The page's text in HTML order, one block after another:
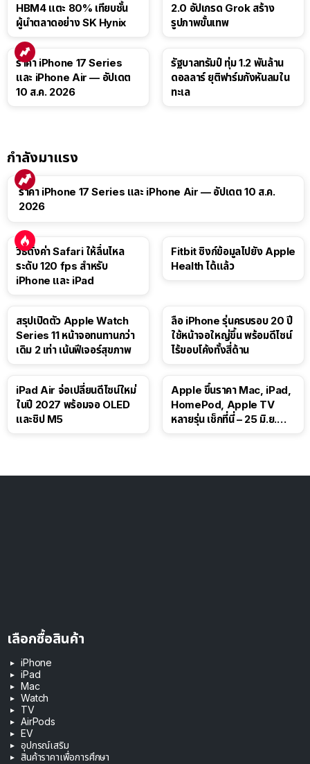
HBM4 แตะ 80% เทียบชั้น
ผู้นำตลาดอย่าง SK Hynix
2.0 อัปเกรด Grok สร้าง
รูปภาพขั้นเทพ
ราคา iPhone 17 Series
และ iPhone Air — อัปเดต
10 ส.ค. 2026
รัฐบาลทรัมป์ ทุ่ม 1.2 พันล้าน
ดอลลาร์ ยุติฟาร์มกังหันลมใน
ทะเล
กำลังมาแรง
ราคา iPhone 17 Series และ iPhone Air — อัปเดต 10 ส.ค.
2026
วิธีตั้งค่า Safari ให้ลื่นไหล
ระดับ 120 fps สำหรับ
iPhone และ iPad
Fitbit ซิงก์ข้อมูลไปยัง Apple
Health ได้แล้ว
สรุปเปิดตัว Apple Watch
Series 11 หน้าจอทนทานกว่า
เดิม 2 เท่า เน้นฟีเจอร์สุขภาพ
ลือ iPhone รุ่นครบรอบ 20 ปี
ใช้หน้าจอใหญ่ขึ้น พร้อมดีไซน์
ไร้ขอบโค้งทั้งสี่ด้าน
iPad Air จ่อเปลี่ยนดีไซน์ใหม่
ในปี 2027 พร้อมจอ OLED
และชิป M5
Apple ขึ้นราคา Mac, iPad,
HomePod, Apple TV
หลายรุ่น เช็กที่นี่ – 25 มิ.ย.
เลือกซื้อสินค้า
iPhone
iPad
Mac
Watch
TV
AirPods
EV
อุปกรณ์เสริม
สินค้าราคาเพื่อการศึกษา